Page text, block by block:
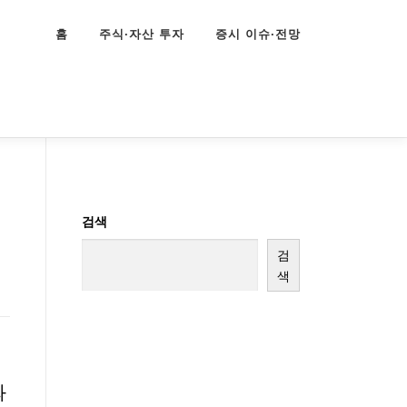
홈 주식·자산 투자 증시 이슈·전망
검색
검
색